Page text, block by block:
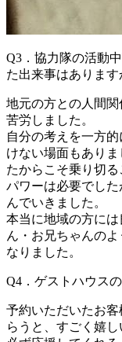
Q3．協力隊の活動
た出来事はあります
地元の方との人間
苦労しました。
自分の考えを一方
けない場面もあり
たからこそ乗り切
パワーは必要でし
んでいきました。
本当に地域の方に
ん・お兄ちゃんの
なりました。
Q4．ゲストハウス
予約いただいたお
らうと、すごく嬉